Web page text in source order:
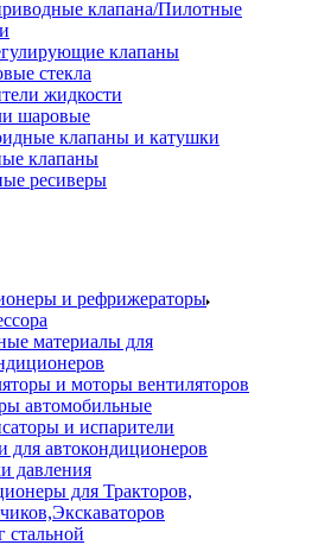
клапана/Пилотные
клапаны
стекла
жидкости
шаровые
клапаны и катушки
клапаны
ресиверы
и рефрижераторы
материалы для
и моторы вентиляторов
автомобильные
и испарители
для автокондиционеров
давления
для Тракторов,
стальной